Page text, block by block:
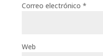
Correo electrónico *
Web